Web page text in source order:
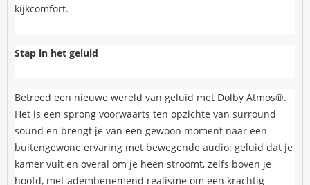
kijkcomfort.
Stap in het geluid
Betreed een nieuwe wereld van geluid met Dolby Atmos®.
Het is een sprong voorwaarts ten opzichte van surround
sound en brengt je van een gewoon moment naar een
buitengewone ervaring met bewegende audio: geluid dat je
kamer vult en overal om je heen stroomt, zelfs boven je
hoofd, met adembenemend realisme om een krachtig